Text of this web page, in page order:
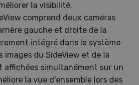
la visibilité.
comprend deux caméras
gauche et droite de la
intégré dans le système
images du SideView et de la
affichées simultanément sur un
la vue d'ensemble lors des